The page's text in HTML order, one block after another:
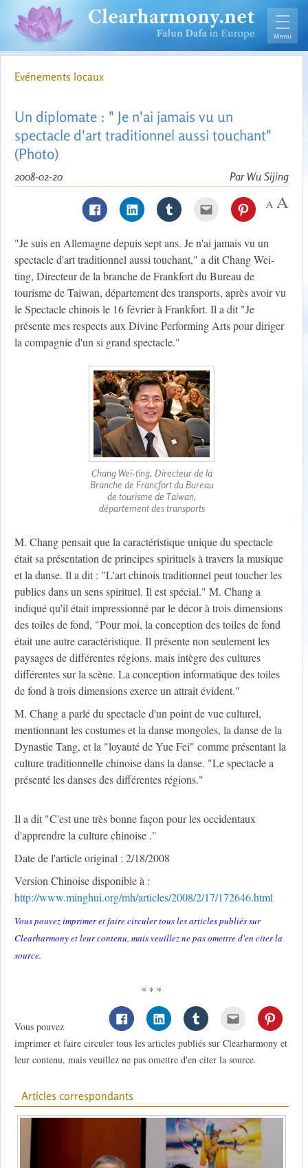
Evénements locaux
Un diplomate : " Je n'ai jamais vu un
spectacle d'art traditionnel aussi touchant"
(Photo)
Par Wu Sijing
2008-02-20
"Je suis en Allemagne depuis sept ans. Je n'ai jamais vu un
spectacle d'art traditionnel aussi touchant," a dit Chang Wei-
ting, Directeur de la branche de Frankfort du Bureau de
tourisme de Taiwan, département des transports, après avoir vu
le Spectacle chinois le 16 février à Frankfort. Il a dit "Je
présente mes respects aux Divine Performing Arts pour diriger
la compagnie d'un si grand spectacle."
Chang Wei-ting, Directeur de la
Branche de Francfort du Bureau
de tourisme de Taiwan,
département des transports
M. Chang pensait que la caractéristique unique du spectacle
était sa présentation de principes spirituels à travers la musique
et la danse. Il a dit : "L'art chinois traditionnel peut toucher les
publics dans un sens spirituel. Il est spécial." M. Chang a
indiqué qu'il était impressionné par le décor à trois dimensions
des toiles de fond, "Pour moi, la conception des toiles de fond
était une autre caractéristique. Il présente non seulement les
paysages de différentes régions, mais intègre des cultures
différentes sur la scène. La conception informatique des toiles
de fond à trois dimensions exerce un attrait évident."
M. Chang a parlé du spectacle d'un point de vue culturel,
mentionnant les costumes et la danse mongoles, la danse de la
Dynastie Tang, et la "loyauté de Yue Fei" comme présentant la
culture traditionnelle chinoise dans la danse. "Le spectacle a
présenté les danses des différentes régions."
Il a dit "C'est une très bonne façon pour les occidentaux
d'apprendre la culture chinoise ."
Date de l'article original : 2/18/2008
Version Chinoise disponible à :
http://www.minghui.org/mh/articles/2008/2/17/172646.html
Vous pouvez imprimer et faire circuler tous les articles publiés sur
Clearharmony et leur contenu, mais veuillez ne pas omettre d'en citer la
source.
* * *
Vous pouvez
imprimer et faire circuler tous les articles publiés sur Clearharmony et
leur contenu, mais veuillez ne pas omettre d'en citer la source.
Articles correspondants